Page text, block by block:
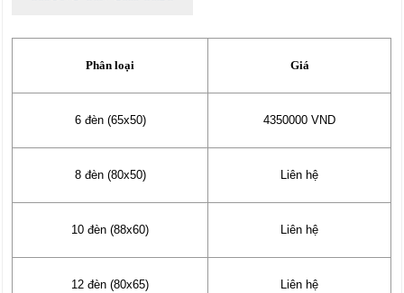
Phân loại Giá
6 đèn (65x50) 4350000 VND
8 đèn (80x50) Liên hệ
10 đèn (88x60) Liên hệ
12 đèn (80x65) Liên hệ